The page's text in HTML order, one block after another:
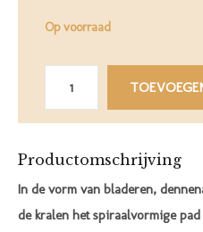
Op voorraad
Productomschrijving
In de vorm van bladeren,
de kralen het spiraalvormige